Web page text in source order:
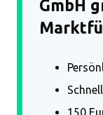
GmbH
150